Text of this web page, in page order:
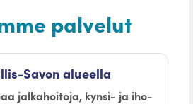
palvelut
Savon alueella
jalkahoitoja, kynsi- ja iho-